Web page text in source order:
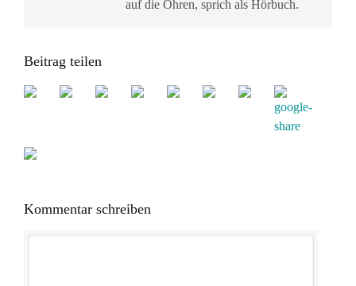
auf die Ohren, sprich als Hörbuch.
Beitrag teilen
Kommentar schreiben